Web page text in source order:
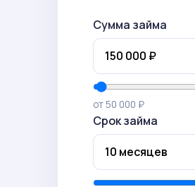
Сумма займа
от 50 000 ₽
Срок займа